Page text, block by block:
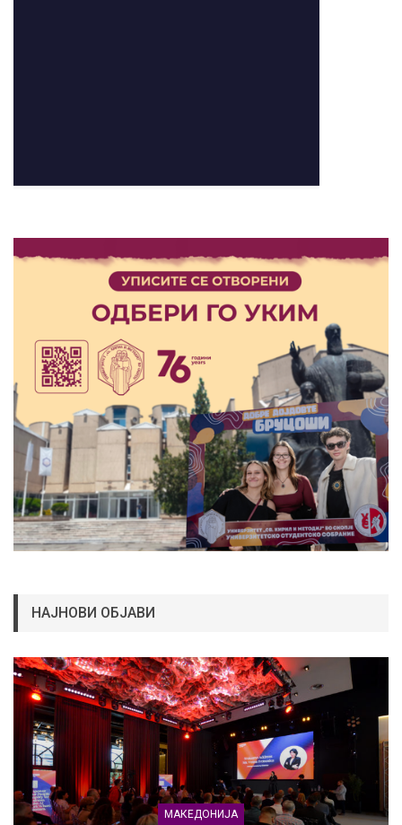
НАЈНОВИ ОБЈАВИ
МАКЕДОНИЈА